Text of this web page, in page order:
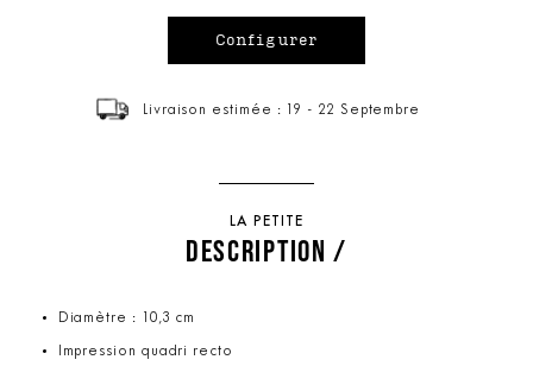
Livraison estimée : 19 - 22 Septembre
LA PETITE
DESCRIPTION /
Diamètre : 10,3 cm
Impression quadri recto